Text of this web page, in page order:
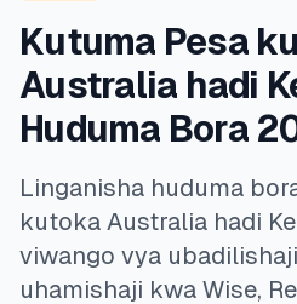
🇰🇪Kenya
💳BIDHAA
🎯Pata Mkopo
💳Kadi za Mkopo
Kutuma Pesa
Australia hadi
Huduma Bora
Linganisha huduma
kutoka Australia hadi
viwango vya
uhamishaji kwa Wise,